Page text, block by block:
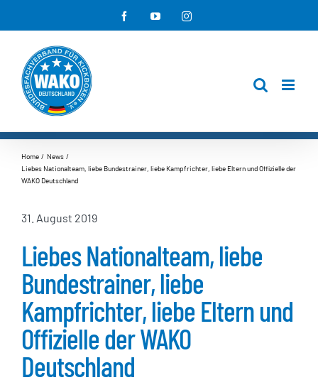
Inhalt
springen
FacebookYouTubeInstagram
Home
News
Liebes Nationalteam, liebe Bundestrainer, liebe Kampfrichter, liebe Eltern und Offizielle der
WAKO Deutschland
31. August 2019
Liebes Nationalteam, liebe
Bundestrainer, liebe
Kampfrichter, liebe Eltern und
Offizielle der WAKO
Deutschland